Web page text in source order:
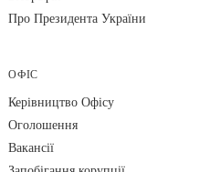
Про Президента України
ОФІС
Керівництво Офісу
Оголошення
Вакансії